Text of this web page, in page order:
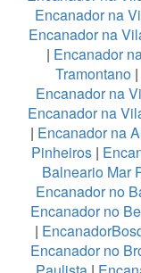
Encanador na
Encanador na
| Encanador
Tramontano|
Encanador na
Encanador na
| Encanador na
Pinheiros|
Balneario Mar
Encanador no
Encanador no
|
Encanador no